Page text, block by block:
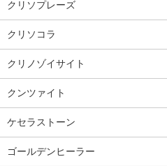
クリソプレーズ
クリソコラ
クリノゾイサイト
クンツァイト
ケセラストーン
ゴールデンヒーラー